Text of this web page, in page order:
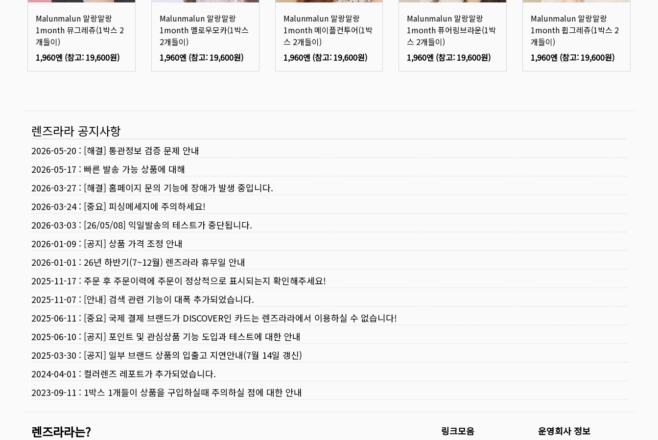
Malunmalun 말랑말랑
1month 뮤그레쥬(1박스 2
개들이)
1,960엔 (참고: 19,600원)
Malunmalun 말랑말랑
1month 멜로우모카(1박스
2개들이)
1,960엔 (참고: 19,600원)
Malunmalun 말랑말랑
1month 메이플컨투어(1박
스 2개들이)
1,960엔 (참고: 19,600원)
Malunmalun 말랑말랑
1month 퓨어링브라운(1박
스 2개들이)
1,960엔 (참고: 19,600원)
Malunmalun 말랑말랑
1month 휩그레쥬(1박스 2
개들이)
1,960엔 (참고: 19,600원)
렌즈라라 공지사항
2026-05-20 : [해결] 통관정보 검증 문제 안내
2026-05-17 : 빠른 발송 가능 상품에 대해
2026-03-27 : [해결] 홈페이지 문의 기능에 장애가 발생 중입니다.
2026-03-24: [중요] 피싱메세지에 주의하세요!
2026-03-03 : [26/05/08] 익일발송의 테스트가 중단됩니다.
2026-01-09 : [공지] 상품 가격 조정 안내
2026-01-01 : 26년 하반기(7~12월) 렌즈라라 휴무일 안내
2025-11-17 : 주문 후 주문이력에 주문이 정상적으로 표시되는지 확인해주세요!
2025-11-07 : [안내] 검색 관련 기능이 대폭 추가되었습니다.
2025-06-11 : [중요] 국제 결제 브랜드가 DISCOVER인 카드는 렌즈라라에서 이용하실 수 없습니다!
2025-06-10 : [공지] 포인트 및 관심상품 기능 도입과 테스트에 대한 안내
2025-03-30 : [공지] 일부 브랜드 상품의 입출고 지연안내(7월 14일 갱신)
2024-04-01 : 컬러렌즈 레포트가 추가되었습니다.
2023-09-11 : 1박스 1개들이 상품을 구입하실때 주의하실 점에 대한 안내
렌즈라라는? 링크모음 운영회사 정보